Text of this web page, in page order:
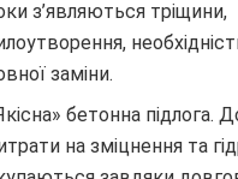
з’являються тріщини,
заміни.
бетонна підлога.
на зміцнення та